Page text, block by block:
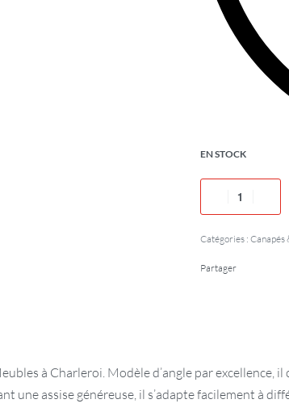
EN STOCK
Catégories : Canapés
Partager
à Charleroi. Modèle d’angle par
assise généreuse, il s’adapte facilement à